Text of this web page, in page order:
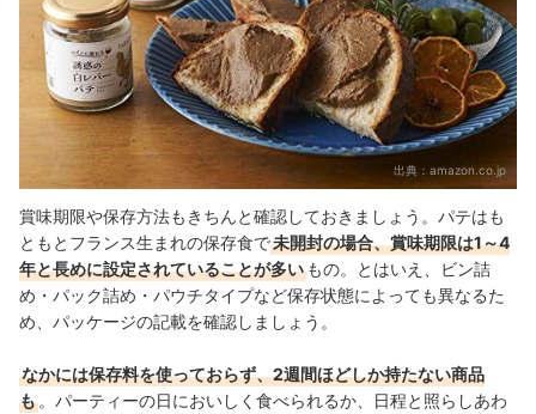
出典： amazon.co.jp
賞味期限や保存方法もきちんと確認しておきましょう。パテはも
ともとフランス生まれの保存食で未開封の場合、賞味期限は1～4
年と長めに設定されていることが多い もの。
とはいえ、ビン詰
め・パック詰め・パウチタイプなど保存状態によっても異なるた
め、パッケージの記載を確認しましょう。
なかには保存料を使っておらず、2週間ほどしか持たない商品
も 。パーティーの日においしく食べられるか、日程と照らしあわ